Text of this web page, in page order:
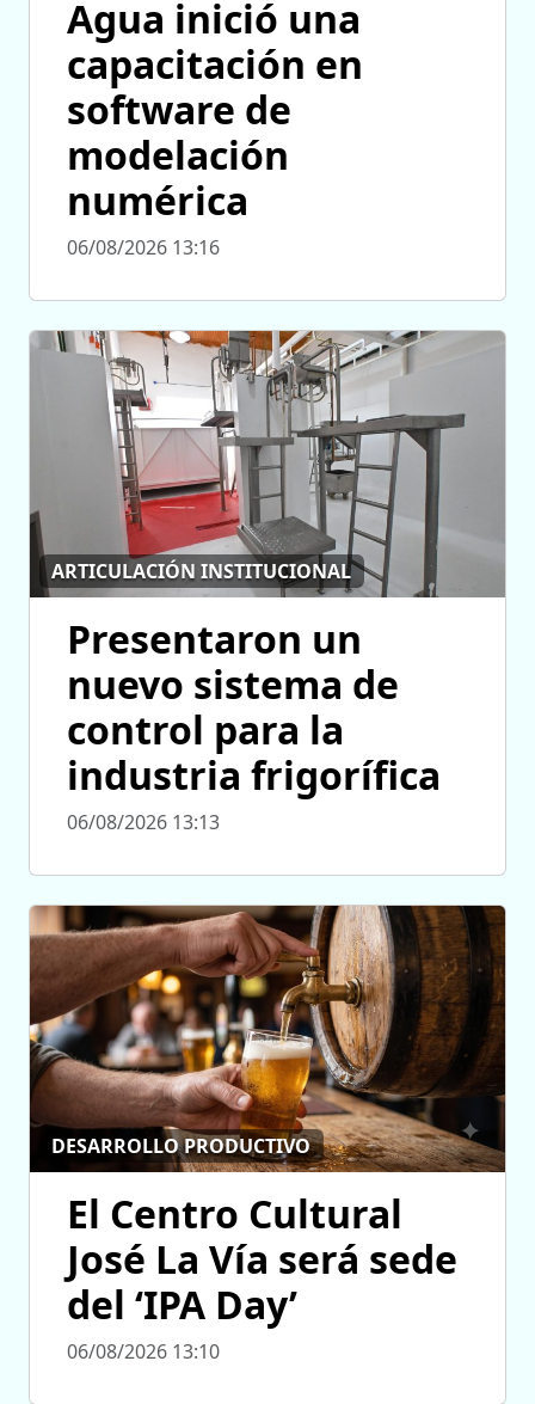
Agua inició una
capacitación en
software de
modelación
numérica
06/08/2026 13:16
ARTICULACIÓN INSTITUCIONAL
Presentaron un
nuevo sistema de
control para la
industria frigorífica
06/08/2026 13:13
DESARROLLO PRODUCTIVO
El Centro Cultural
José La Vía será sede
del ‘IPA Day’
06/08/2026 13:10